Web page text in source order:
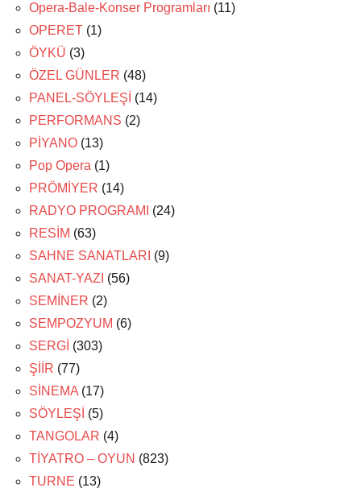
Opera-Bale-Konser Programları (11)
OPERET (1)
ÖYKÜ (3)
ÖZEL GÜNLER (48)
PANEL-SÖYLEŞİ (14)
PERFORMANS (2)
PİYANO (13)
Pop Opera (1)
PRÖMİYER (14)
RADYO PROGRAMI
(24)
RESİM (63)
SAHNE SANATLARI (9)
SANAT-YAZI (56)
SEMİNER (2)
SEMPOZYUM (6)
SERGİ (303)
ŞİİR (77)
SİNEMA (17)
SÖYLEŞİ (5)
TANGOLAR (4)
TİYATRO – OYUN (823)
TURNE (13)